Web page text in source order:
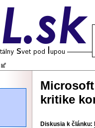
kritike
Diskusia k článku: